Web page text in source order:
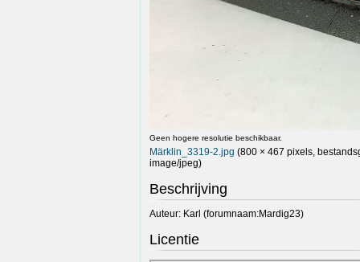
Geen hogere resolutie beschikbaar.
Märklin_3319-2.jpg (800 × 467 pixels,
image/jpeg)
Beschrijving
Auteur: Karl (forumnaam:Mardig23)
Licentie